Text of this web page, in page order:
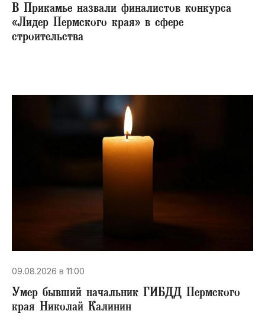
В Прикамье назвали финалистов конкурса
«Лидер Пермского края» в сфере
строительства
09.08.2026 в 11:00
Умер бывший начальник ГИБДД Пермского
края Николай Калинин